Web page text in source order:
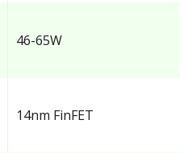
46-65W
14nm FinFET